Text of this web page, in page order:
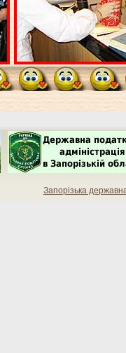
Запорізька